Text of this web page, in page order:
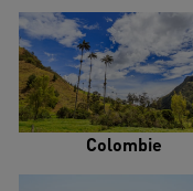
Colombie